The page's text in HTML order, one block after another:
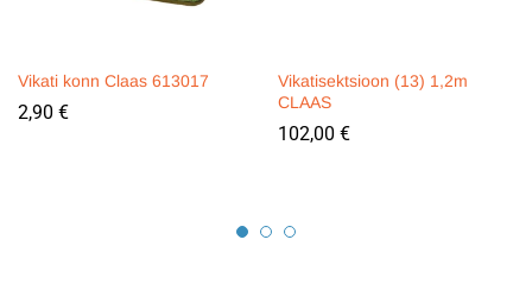
Vikati konn Claas 613017
2,90 €
Vikatisektsioon (13) 1,2m
CLAAS
102,00 €